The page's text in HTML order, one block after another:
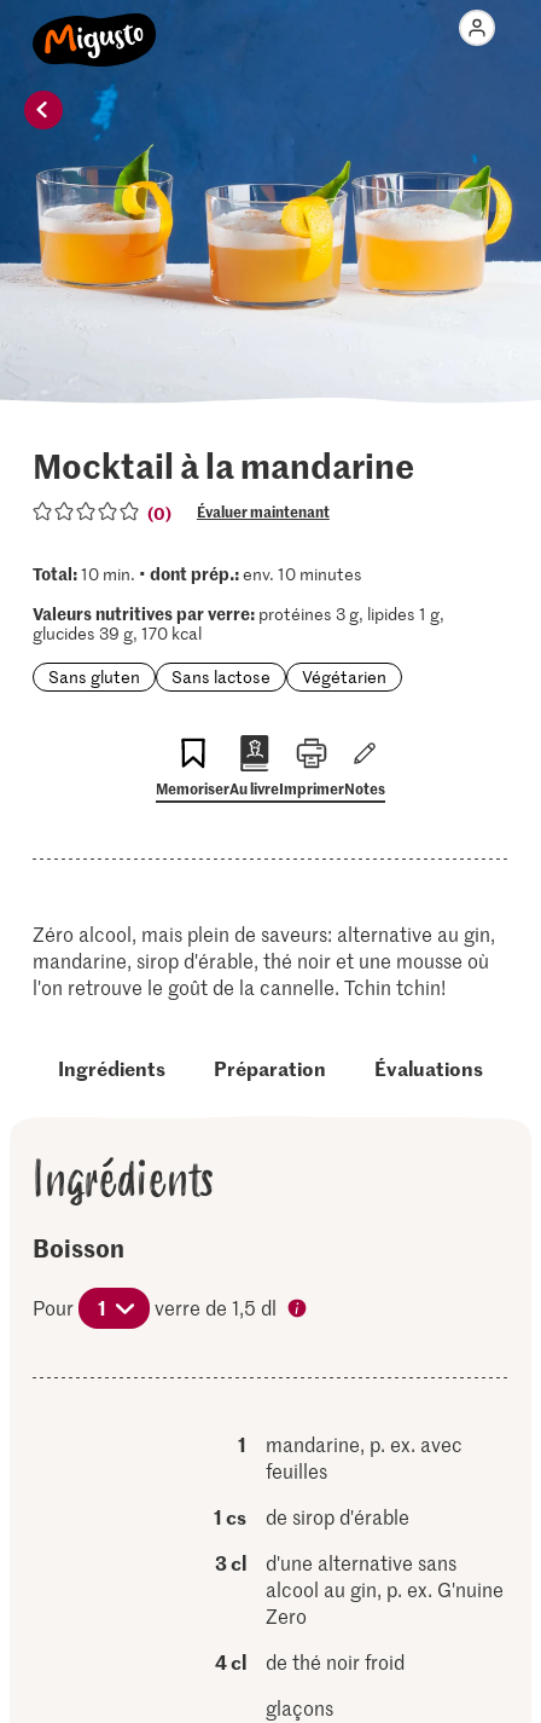
Mocktail à la mandarine
(0) Évaluer maintenant
Total:10 min. • dont prép.:env. 10 minutes
Valeurs nutritives par verre:protéines 3 g, lipides 1 g,
glucides 39 g, 170 kcal
Sans gluten
Sans lactose Végétarien
MemoriserAu livreImprimerNotes
Zéro alcool, mais plein de saveurs: alternative au gin,
mandarine, sirop d'érable, thé noir et une mousse où
l'on retrouve le goût de la cannelle. Tchin tchin!
Ingrédients Préparation Évaluations
Ingrédients
Boisson
Pour 1 verre de 1,5 dl
1
mandarine, p. ex. avec
feuilles
1 cs
de sirop d'érable
3 cl
d'une alternative sans
alcool au gin, p. ex. G'nuine
Zero
4 cl
de thé noir froid
glaçons